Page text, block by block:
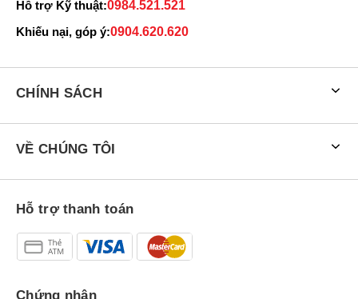
Hỗ trợ Kỹ thuật:0984.521.521
Khiếu nại, góp ý:0904.620.620
CHÍNH SÁCH
VỀ CHÚNG TÔI
Hỗ trợ thanh toán
Chứng nhận